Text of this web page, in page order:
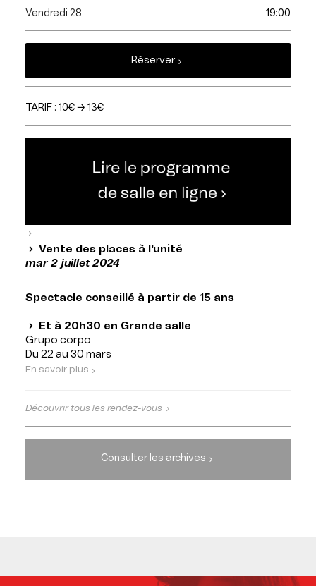
Vendredi 28
19:00
Réserver
TARIF : 10€ → 13€
Vente des places à l'unité
mar 2 juillet 2024
Spectacle conseillé à partir de 15 ans
Et à 20h30 en Grande salle
Grupo corpo
Du 22 au 30 mars
En savoir plus
Découvrir tous les rendez-vous
Consulter les archives